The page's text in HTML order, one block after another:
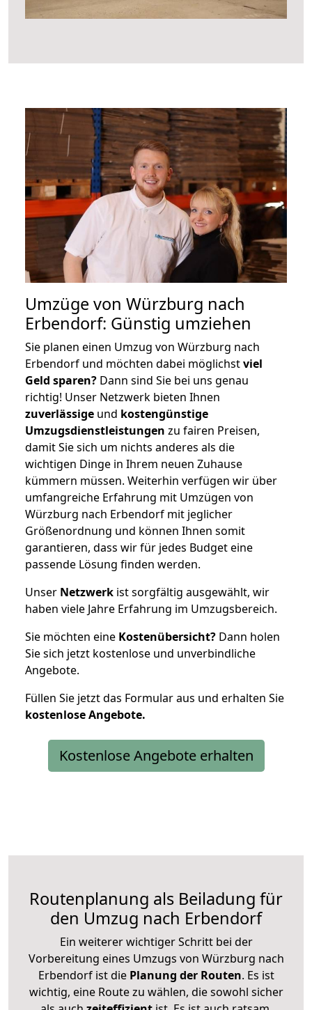
Umzüge von Würzburg nach
Erbendorf: Günstig umziehen
Sie planen einen Umzug von Würzburg nach
Erbendorf und möchten dabei möglichstviel
Geld sparen? Dann sind Sie bei uns genau
richtig! Unser Netzwerk bieten Ihnen
zuverlässige und kostengünstige
Umzugsdienstleistungen zu fairen Preisen,
damit Sie sich um nichts anderes als die
wichtigen Dinge in Ihrem neuen Zuhause
kümmern müssen. Weiterhin verfügen wir über
umfangreiche Erfahrung mit Umzügen von
Würzburg nach Erbendorf mit jeglicher
Größenordnung und können Ihnen somit
garantieren, dass wir für jedes Budget eine
passende Lösung finden werden.
Unser Netzwerk ist sorgfältig ausgewählt, wir
haben viele Jahre Erfahrung im Umzugsbereich.
Sie möchten eine Kostenübersicht? Dann holen
Sie sich jetzt kostenlose und unverbindliche
Angebote.
Füllen Sie jetzt das Formular aus und erhalten Sie
kostenloseAngebote.
Kostenlose Angebote erhalten
Routenplanung als Beiladung für
den Umzug nach Erbendorf
Ein weiterer wichtiger Schritt bei der
Vorbereitung eines Umzugs von Würzburg nach
Erbendorf ist diePlanung der Routen. Es ist
wichtig, eine Route zu wählen, die sowohl sicher